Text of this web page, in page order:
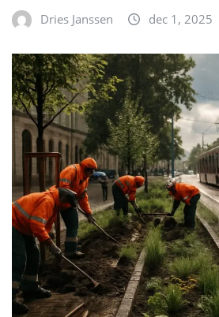
Dries Janssen dec 1, 2025